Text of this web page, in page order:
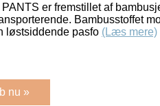
er fremstillet af
Bambusstoffet
løstsiddende pasfo (Læs mere)
nu »